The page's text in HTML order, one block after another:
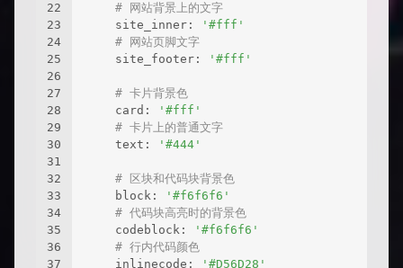
22
23
24
25
26
27
28
29
30
31
32
33
34
35
36
37
# 网站背景上的文字
    site_inner:
'#fff'
# 网站页脚文字
    site_footer:
'#fff'
# 卡片背景色
    card:
'#fff'
# 卡片上的普通文字
    text:
'#444'
# 区块和代码块背景色
    block:
'#f6f6f6'
# 代码块高亮时的背景色
    codeblock:
'#f6f6f6'
# 行内代码颜色
    inlinecode:
'#D56D28'